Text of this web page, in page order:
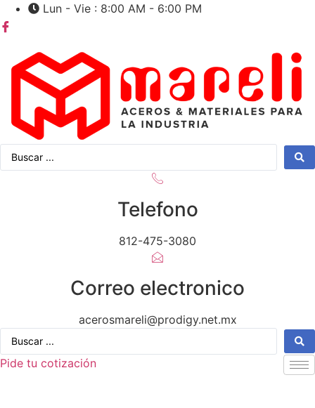
al
Lun - Vie : 8:00 AM - 6:00 PM
Telefono
812-475-3080
Correo electronico
acerosmareli@prodigy.net.mx
Pide tu cotización